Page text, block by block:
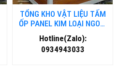
TỔNG KHO VẬT LIỆU TẤM
ỐP PANEL KIM LOẠI NGOÀI
TRỜI TẠI HỒ CHÍ MINH
Hotline(Zalo):
0934943033